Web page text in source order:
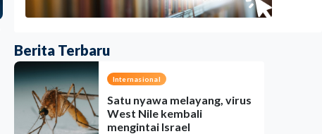
Berita Terbaru
Internasional
Satu nyawa melayang, virus
West Nile kembali
mengintai Israel